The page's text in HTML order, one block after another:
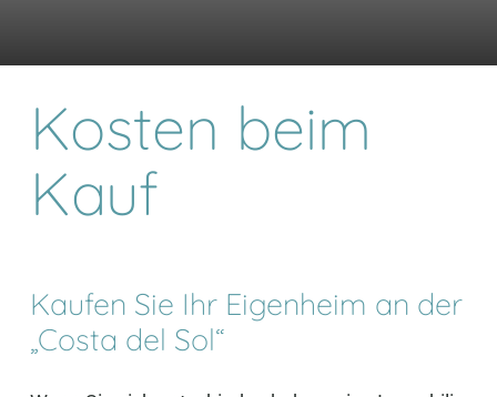
Kosten beim
Kauf
Kaufen Sie Ihr Eigenheim an der
„Costa del Sol“